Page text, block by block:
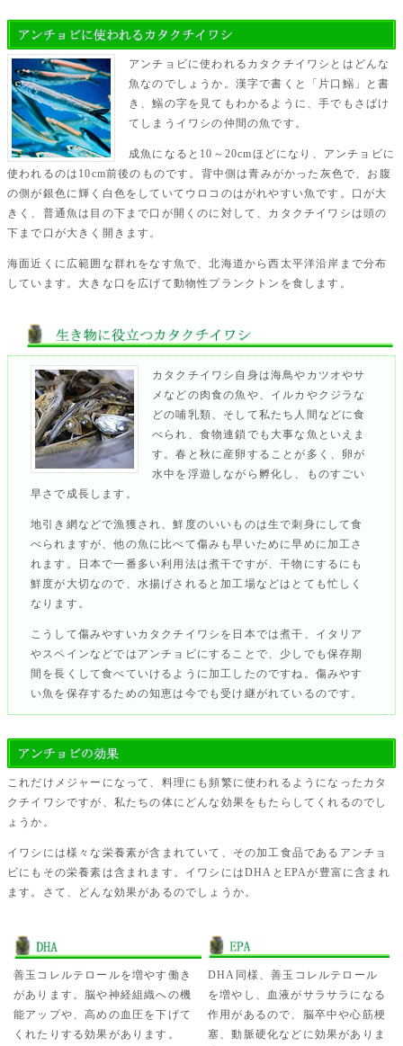
アンチョビに使われるカタクチイワシとはどんな
魚なのでしょうか。漢字で書くと「片口鰯」と書
き、鰯の字を見てもわかるように、手でもさばけ
てしまうイワシの仲間の魚です。
成魚になると10～20cmほどになり、アンチョビに
使われるのは10cm前後のものです。背中側は青みがかった灰色で、お腹
の側が銀色に輝く白色をしていてウロコのはがれやすい魚です。口が大
きく、普通魚は目の下まで口が開くのに対して、カタクチイワシは頭の
下まで口が大きく開きます。
海面近くに広範囲な群れをなす魚で、北海道から西太平洋沿岸まで分布
しています。大きな口を広げて動物性プランクトンを食します。
カタクチイワシ自身は海鳥やカツオやサ
メなどの肉食の魚や、イルカやクジラな
どの哺乳類、そして私たち人間などに食
べられ、食物連鎖でも大事な魚といえま
す。春と秋に産卵することが多く、卵が
水中を浮遊しながら孵化し、ものすごい
早さで成長します。
地引き網などで漁獲され、鮮度のいいものは生で刺身にして食
べられますが、他の魚に比べて傷みも早いために早めに加工さ
れます。日本で一番多い利用法は煮干ですが、干物にするにも
鮮度が大切なので、水揚げされると加工場などはとても忙しく
なります。
こうして傷みやすいカタクチイワシを日本では煮干、イタリア
やスペインなどではアンチョビにすることで、少しでも保存期
間を長くして食べていけるように加工したのですね。傷みやす
い魚を保存するための知恵は今でも受け継がれているのです。
これだけメジャーになって、料理にも頻繁に使われるようになったカタ
クチイワシですが、私たちの体にどんな効果をもたらしてくれるのでし
ょうか。
イワシには様々な栄養素が含まれていて、その加工食品であるアンチョ
ビにもその栄養素は含まれます。イワシにはDHAとEPAが豊富に含まれ
ます。さて、どんな効果があるのでしょうか。
善玉コレルテロールを増やす働き
があります。脳や神経組織への機
能アップや、高めの血圧を下げて
くれたりする効果があります。
DHA同様、善玉コレルテロール
を増やし、血液がサラサラになる
作用があるので、脳卒中や心筋梗
塞、動脈硬化などに効果がありま